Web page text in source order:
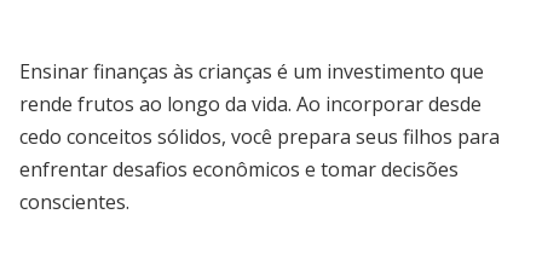
Ensinar finanças às crianças é um investimento que
rende frutos ao longo da vida. Ao incorporar desde
cedo conceitos sólidos, você prepara seus filhos para
enfrentar desafios econômicos e tomar decisões
conscientes.